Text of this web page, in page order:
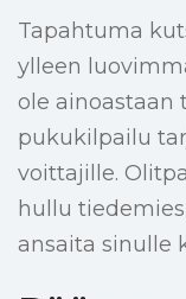
Tapahtuma
ylleen
ole ainoastaan
pukukilpailu
voittajille.
hullu
ansaita sinulle